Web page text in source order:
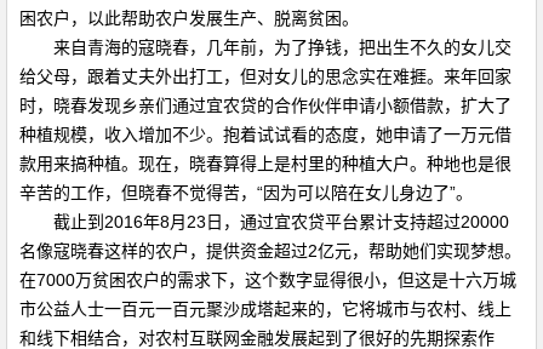
困农户，以此帮助农户发展生产、脱离贫困。
来自青海的寇晓春，几年前，为了挣钱，把出生不久的女儿交
给父母，跟着丈夫外出打工，但对女儿的思念实在难捱。来年回家
时，晓春发现乡亲们通过宜农贷的合作伙伴申请小额借款，扩大了
种植规模，收入增加不少。抱着试试看的态度，她申请了一万元借
款用来搞种植。现在，晓春算得上是村里的种植大户。种地也是很
辛苦的工作，但晓春不觉得苦，“因为可以陪在女儿身边了”。
截止到2016年8月23日，通过宜农贷平台累计支持超过20000
名像寇晓春这样的农户，提供资金超过2亿元，帮助她们实现梦想。
在7000万贫困农户的需求下，这个数字显得很小，但这是十六万城
市公益人士一百元一百元聚沙成塔起来的，它将城市与农村、线上
和线下相结合，对农村互联网金融发展起到了很好的先期探索作